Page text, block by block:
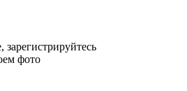
фото